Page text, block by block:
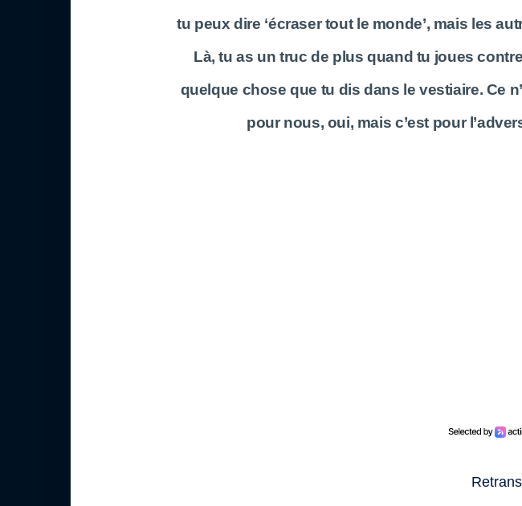
tu peux dire ‘écraser tout le monde’, mais les
Là, tu as un truc de plus quand tu joues
quelque chose que tu dis dans le vestiaire. Ce
pour nous, oui, mais c’est pour